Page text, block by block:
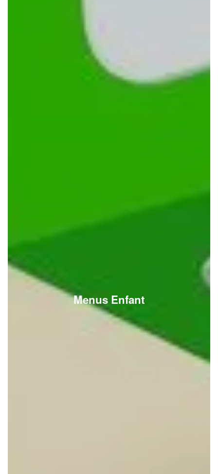
Menus Enfant